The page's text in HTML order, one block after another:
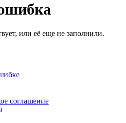
или её еще не заполнили.
соглашение